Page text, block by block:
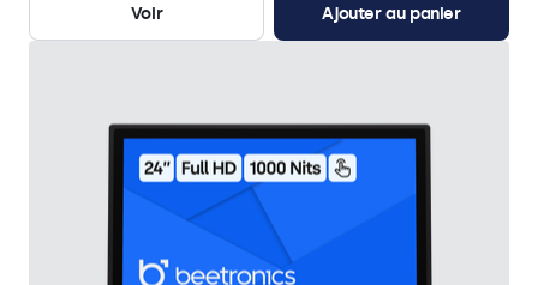
Voir
Ajouter au panier